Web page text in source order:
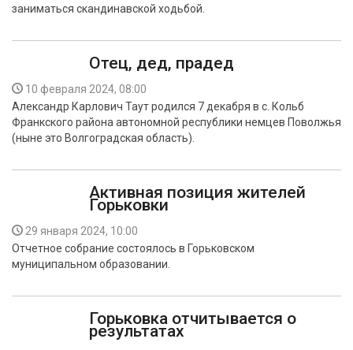
заниматься скандинавской ходьбой.
Отец, дед, прадед
10 февраля 2024, 08:00
Александр Карлович Таут родился 7 декабря в с. Кольб
Франкского района автономной республики немцев Поволжья
(ныне это Волгоградская область).
Активная позиция жителей
Горьковки
29 января 2024, 10:00
Отчетное собрание состоялось в Горьковском
муниципальном образовании.
Горьковка отчитывается о
результатах